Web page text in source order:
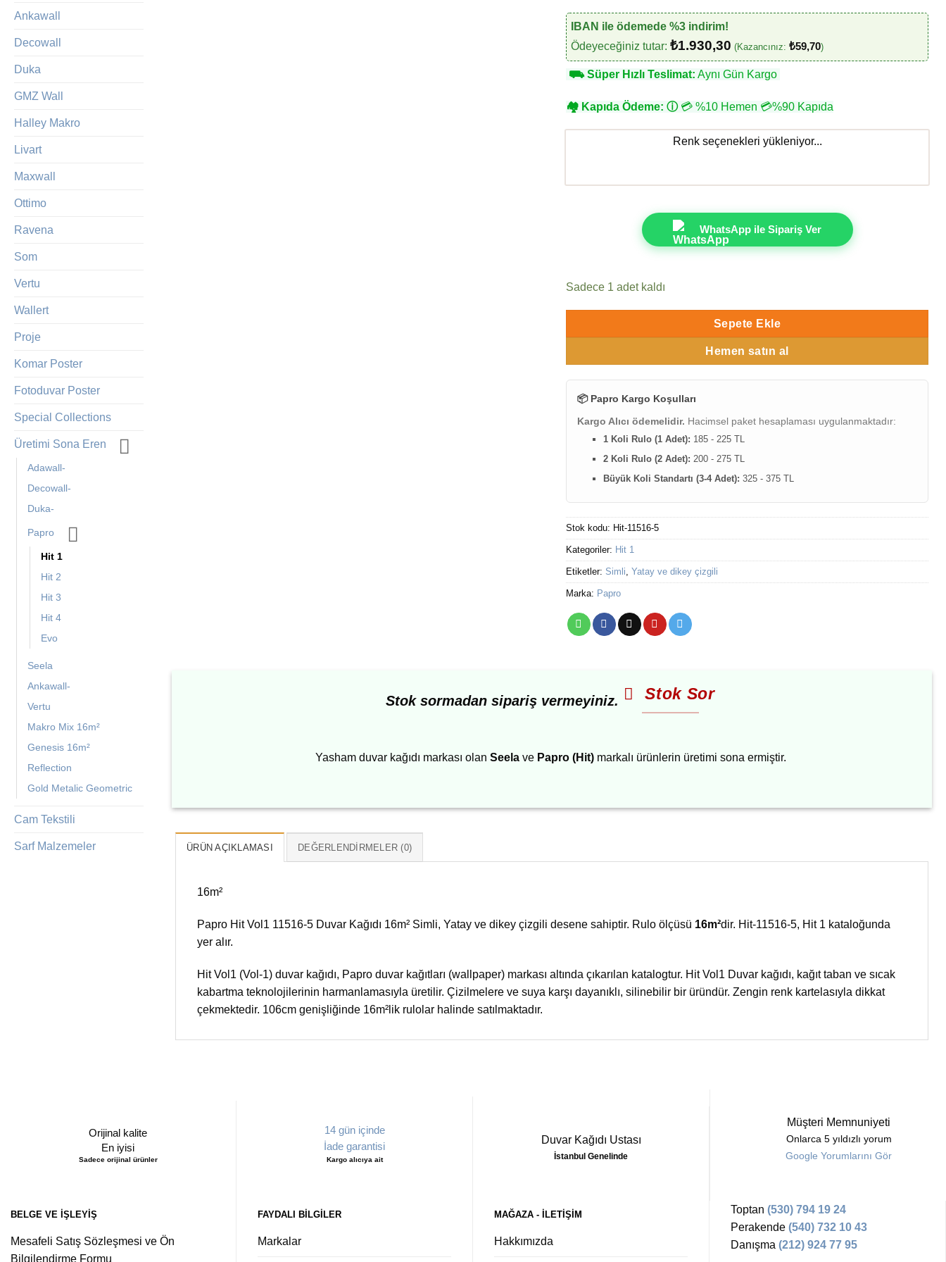
Ankawall
Decowall
Duka
GMZ Wall
Halley Makro
Livart
Maxwall
Ottimo
Ravena
Som
Vertu
Wallert
Proje
Komar Poster
Fotoduvar Poster
Special Collections
Üretimi Sona Eren
Adawall-
Decowall-
Duka-
Papro
Hit 1
Hit 2
Hit 3
Hit 4
Evo
Seela
Ankawall-
Vertu
Makro Mix 16m²
Genesis 16m²
Reflection
Gold Metalic Geometric
Cam Tekstili
Sarf Malzemeler
IBAN ile ödemede %3 indirim!
Ödeyeceğiniz tutar: ₺1.930,30 (Kazancınız: ₺59,70)
⛟Süper Hızlı Teslimat: Aynı Gün Kargo
🏘 Kapıda Ödeme: ⓘ💳 %10 Hemen 💳%90 Kapıda
Renk seçenekleri yükleniyor...
WhatsApp ile Sipariş Ver
Sadece 1 adet kaldı
Sepete Ekle
Hemen satın al
📦 Papro Kargo Koşulları
Kargo Alıcı ödemelidir. Hacimsel paket hesaplaması uygulanmaktadır:
1 Koli Rulo (1 Adet): 185 - 225 TL
2 Koli Rulo (2 Adet): 200 - 275 TL
Büyük Koli Standartı (3-4 Adet): 325 - 375 TL
Stok kodu: Hit-11516-5
Kategoriler: Hit 1
Etiketler: Simli Yatay ve dikey çizgili
Marka: Papro
Stok sormadan sipariş vermeyiniz. Stok Sor
Yasham duvar kağıdı markası olan Seelave Papro (Hit)markalı ürünlerin üretimi sona ermiştir.
ÜRÜN AÇIKLAMASI DEĞERLENDIRMELER (0)
16m²
Papro Hit Vol1 11516-5 Duvar Kağıdı 16m² Simli, Yatay ve dikey çizgili desene sahiptir. Rulo ölçüsü 16m²dir. Hit-11516-5, Hit 1 kataloğunda
yer alır.
Hit Vol1 (Vol-1) duvar kağıdı, Papro duvar kağıtları (wallpaper) markası altında çıkarılan katalogtur. Hit Vol1 Duvar kağıdı, kağıt taban ve sıcak
kabartma teknolojilerinin harmanlamasıyla üretilir. Çizilmelere ve suya karşı dayanıklı, silinebilir bir üründür. Zengin renk kartelasıyla dikkat
çekmektedir. 106cm genişliğinde 16m²lik rulolar halinde satılmaktadır.
Orijinal kalite
En iyisi
Sadece orijinal ürünler
14 gün içinde
İade garantisi
Kargo alıcıya ait
Duvar Kağıdı Ustası
İstanbul Genelinde
Müşteri Memnuniyeti
Onlarca 5 yıldızlı yorum
Google Yorumlarını Gör
BELGE VE İŞLEYIŞ
Mesafeli Satış Sözleşmesi ve Ön
Bilgilendirme Formu
FAYDALI BILGILER
Markalar
MAĞAZA - ILETIŞIM
Hakkımızda
Toptan (530) 794 19 24
Perakende (540) 732 10 43
Danışma (212) 924 77 95